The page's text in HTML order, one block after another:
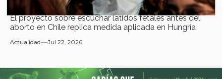
El proyecto sobre escuchar latidos fetales antes del
aborto en Chile replica medida aplicada en Hungría
Actualidad Jul 22, 2026